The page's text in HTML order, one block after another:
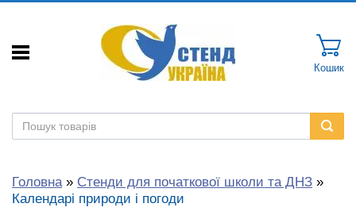
Кошик
Головна» Стенди для початкової школи та ДНЗ »
Календарі природи і погоди